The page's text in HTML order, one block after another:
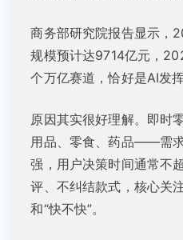
商务部研究院报告显示，
规模预计达9714亿元，
个万亿赛道，恰好是AI发
原因其实很好理解。即
用品、零食、药品——需
强，用户决策时间通常不
评、不纠结款式，核心关
和“快不快”。